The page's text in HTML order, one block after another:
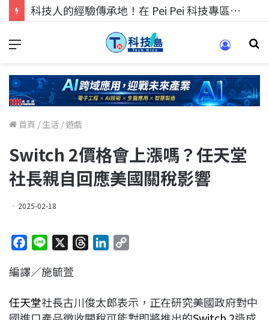
科技人的經驗傳承地！在 Pei Pei 科技專區，與學弟妹交流最硬核的技術
首頁 / 生活 / 遊戲
Switch 2價格會上漲嗎？任天堂
社長親自回應美國關稅影響
2025-02-18
c
b
n
a
e
L
編譯／施毓萱
任天堂社長古川俊太郎表示，正在研究美國政府對中